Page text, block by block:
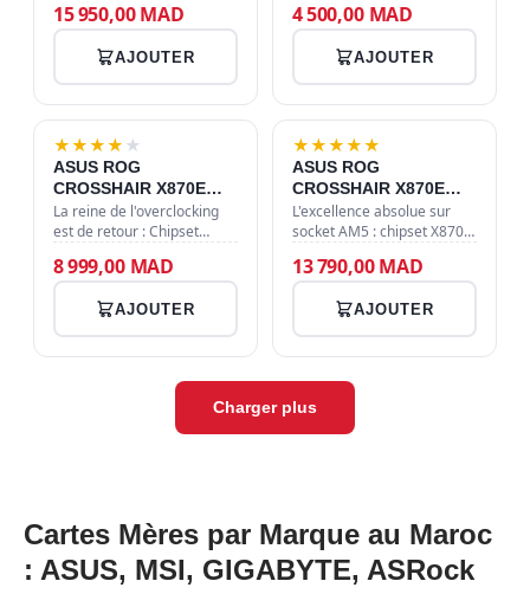
Wi-Fi 7, double Ethernet 10
GbE et technologie X3D
Turbo Mode 2.0 optimisée
par IA pour les p…
15 950,00 MAD
AJOUTER
DDR5 8000+ MT/s, le PCIe
5.0 intégral et une
connectivité futuriste
incluant le Wi…
4 500,00 MAD
AJOUTER
★★★★ ★
ASUS ROG
CROSSHAIR X870E
APEX
La reine de l'overclocking
est de retour : Chipset
d'alimentation, DDR5
jusqu'à 9600+ MT/s et Wi-Fi
7. Conçue pour briser tous
les recor…
8 999,00 MAD
AJOUTER
★★★★★
ASUS ROG
CROSSHAIR X870E
EXTREME
L'excellence absolue sur
socket AM5 : chipset X870E,
(OC), Wi-Fi 7, Dual LAN
10GbE/5GbE et 5 slots M.2
pour dominer le gaming et
l'IA. …
13 790,00 MAD
AJOUTER
Charger plus
Cartes Mères par Marque au Maroc
: ASUS, MSI, GIGABYTE, ASRock